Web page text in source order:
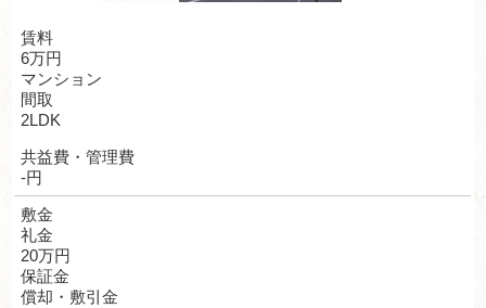
賃料
6万円
マンション
間取
2LDK
共益費・管理費
-円
敷金
礼金
20万円
保証金
償却・敷引金